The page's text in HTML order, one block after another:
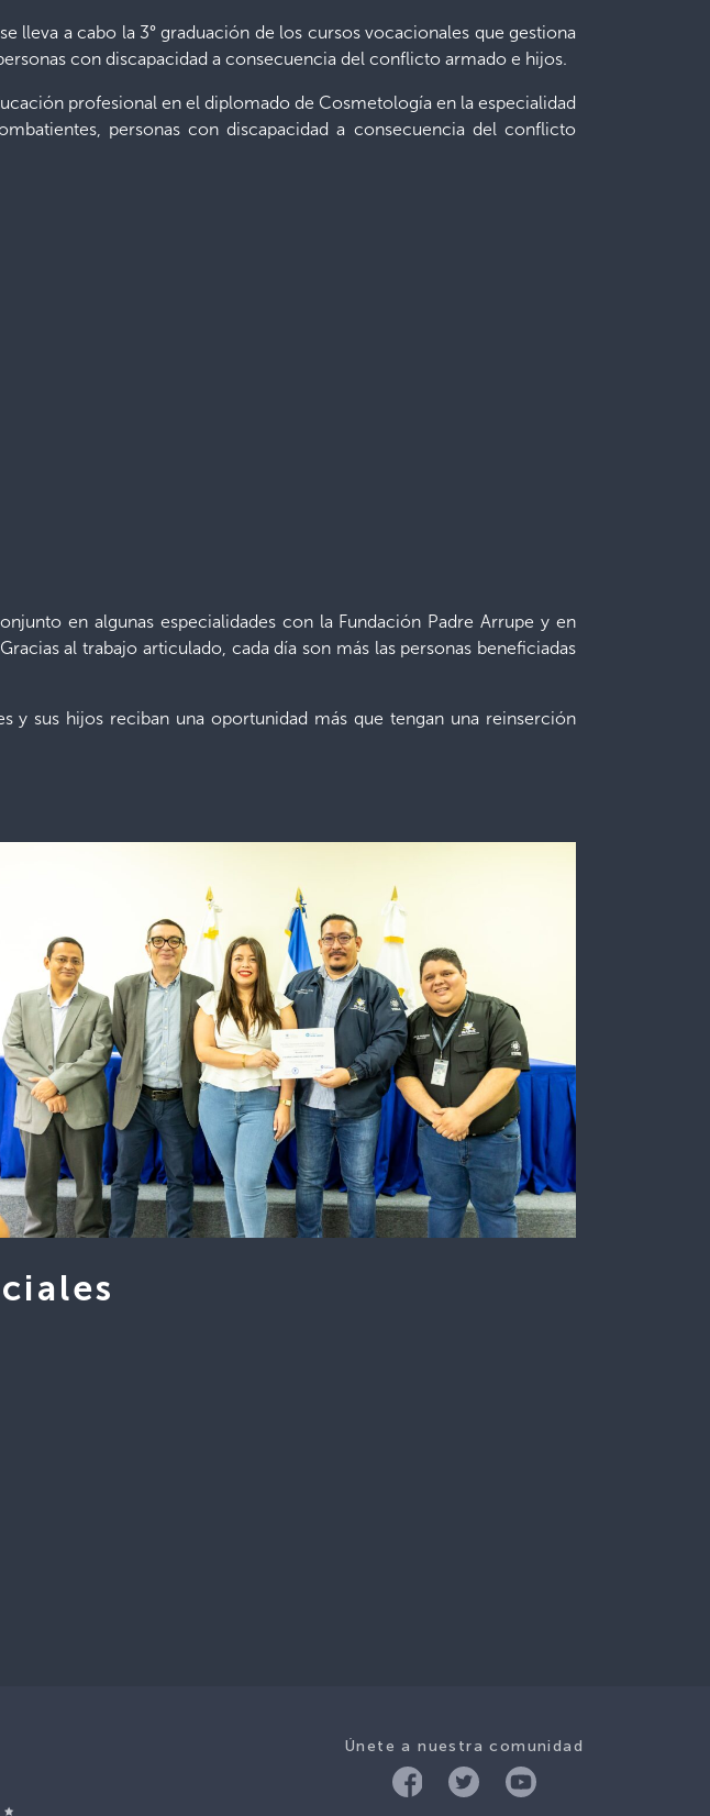
lleva a cabo la 3° graduación de los cursos vocacionales que gestiona
con discapacidad a consecuencia del conflicto armado e hijos.
profesional en el diplomado de Cosmetología en la especialidad
personas con discapacidad a consecuencia del conflicto
en algunas especialidades con la Fundación Padre Arrupe y en
al trabajo articulado, cada día son más las personas beneficiadas
sus hijos reciban una oportunidad más que tengan una reinserción
Únete a nuestra comunidad